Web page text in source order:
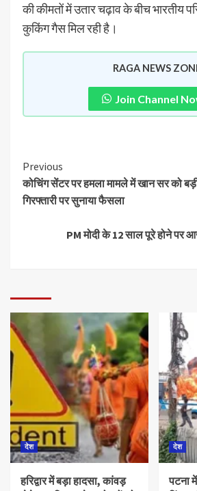
की कीमतों में उतार चढ़ाव के बीच भारतीय
कुकिंग गैस मिल रही है।
RAGA NEWS
Join Channel
Previous
कोचिंग सेंटर पर हमला मामले में खान सर को
गिरफ्तारी पर सुनाया फैसला
PM मोदी के 12 साल पूरे होने पर
देश
हरिद्वार में बड़ा हादसा, कांवड़
देश
पटना